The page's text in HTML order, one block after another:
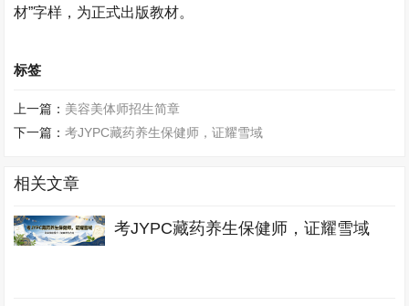
材”字样，为正式出版教材。
标签
上一篇： 美容美体师招生简章
下一篇：考JYPC藏药养生保健师，证耀雪域
相关文章
考JYPC藏药养生保健师，证耀雪域